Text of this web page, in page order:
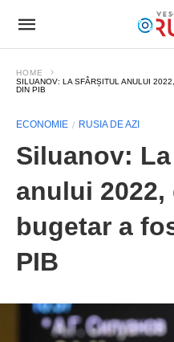
HOME
SILUANOV: LA SFÂRȘITUL ANULUI
DIN PIB
ECONOMIE RUSIA DE AZI
Siluanov:
anului
bugetar a
PIB